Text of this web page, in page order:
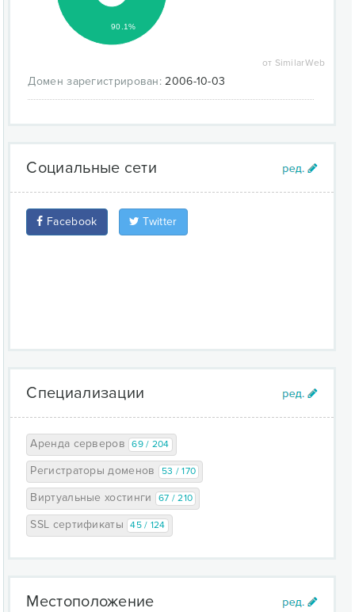
90.1%
от SimilarWeb
Домен зарегистрирован: 2006-10-03
Социальные сети
Facebook Twitter
Специализации
Аренда серверов 69 / 204
Регистраторы доменов 53 / 170
Виртуальные хостинги 67 / 210
SSL сертификаты 45 / 124
Местоположение